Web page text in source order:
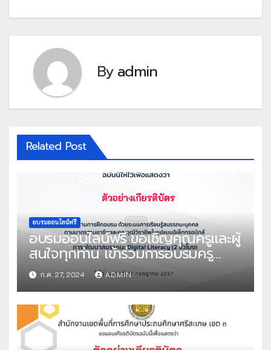
Byadmin
Related Post
อบรมออนไลน์ฟรี
อบรมออนไลน์ฟรี ขอเชิญคุณครูและผู้
สนใจทุกท่าน เข้าร่วมการอบรมครู
ด้วยระบบออนไลน์ หลักสูตร การ
พัฒนาสมรรถนะ Digital Literacy
จำนวน 2 ชั่วโมง จัดโดย สถาบัน
คุณวุฒิวิชาชีพ (องค์การมหาชน)
ก.ค. 27, 2024 ADMIN